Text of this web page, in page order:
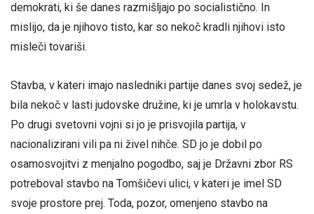
demokrati, ki še danes razmišljajo po socialistično. In
mislijo, da je njihovo tisto, kar so nekoč kradli njihovi isto
misleči tovariši.
Stavba, v kateri imajo nasledniki partije danes svoj sedež, je
bila nekoč v lasti judovske družine, ki je umrla v holokavstu.
Po drugi svetovni vojni si jo je prisvojila partija, v
nacionalizirani vili pa ni živel nihče. SD jo je dobil po
osamosvojitvi z menjalno pogodbo, saj je Državni zbor RS
potreboval stavbo na Tomšičevi ulici, v kateri je imel SD
svoje prostore prej. Toda, pozor, omenjeno stavbo na